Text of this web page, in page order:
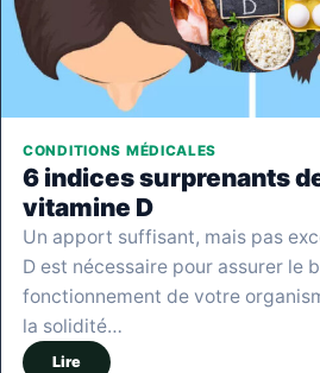
CONDITIONS MÉDICALES
6 indices surprenants
vitamine D
Un apport suffisant, mais pas
D est nécessaire pour assurer le
fonctionnement de votre
la solidité…
Lire